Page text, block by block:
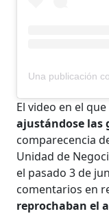
El video en el
ajustándose las
comparecencia
Unidad de
el pasado 3 de
comentarios en
reprochaban el